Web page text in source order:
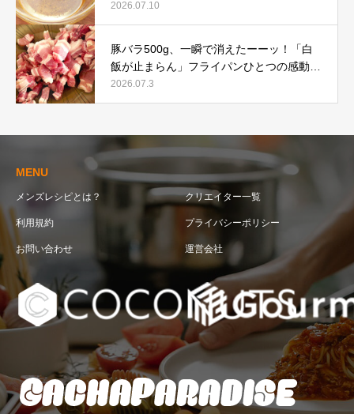
ピ
2026.07.10
豚バラ500g、一瞬で消えたーーッ！「白
飯が止まらん」フライパンひとつの感動レ
シピ
2026.07.3
MENU
メンズレシピとは？ クリエイター一覧
利用規約 プライバシーポリシー
お問い合わせ 運営会社